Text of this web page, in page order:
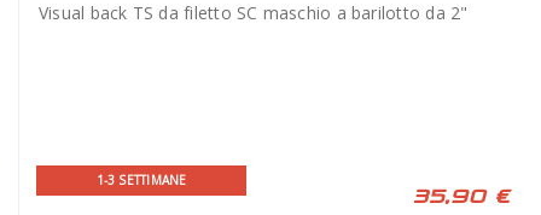
Visual back TS da filetto SC maschio a barilotto da 2"
1-3 SETTIMANE
35,90 €